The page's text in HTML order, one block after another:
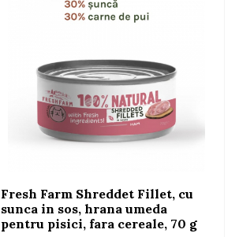
Fresh Farm Shreddet Fillet, cu
sunca in sos, hrana umeda
pentru pisici, fara cereale, 70 g